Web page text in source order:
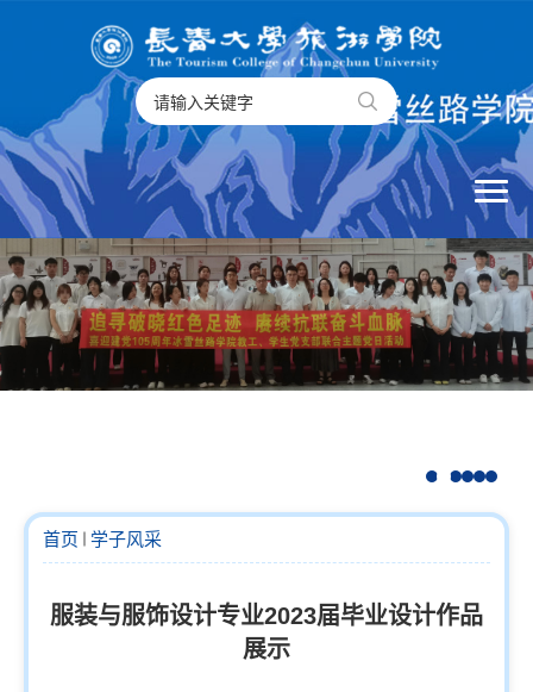
首页 学子风采
服装与服饰设计专业2023届毕业设计作品
展示